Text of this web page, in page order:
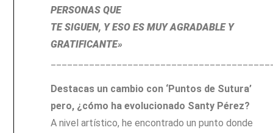
PERSONAS QUE
TE SIGUEN, Y ESO ES MUY AGRADABLE Y
GRATIFICANTE»
Destacas un cambio con ‘Puntos de Sutura’
pero, ¿cómo ha evolucionado Santy Pérez?
A nivel artístico, he encontrado un punto donde